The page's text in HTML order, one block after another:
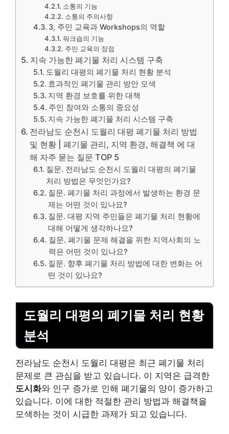
소통의 기능
소통의 주의사항
3, 주민 교육과 Workshops의 역할
워크숍의 기능
주민 교육의 장점
지속 가능한 폐기물 처리 시스템 구축
도월리 대평의 폐기물 처리 현황 분석
효과적인 폐기물 관리 방안 모색
지역 환경 보호를 위한 대책
주민 참여와 소통의 중요성
지속 가능한 폐기물 처리 시스템 구축
전라남도 순천시 도월리 대평 폐기물 처리 방법
및 현황 | 폐기물 관리, 지역 환경, 해결책 에 대
해 자주 묻는 질문 TOP 5
질문. 전라남도 순천시 도월리 대평의 폐기물
처리 방법은 무엇인가요?
질문. 폐기물 처리 과정에서 발생하는 환경 문
제는 어떤 것이 있나요?
질문. 대평 지역 주민들은 폐기물 처리 현황에
대해 어떻게 생각하나요?
질문. 폐기물 문제 해결을 위한 지역사회의 노
력은 어떤 것이 있나요?
질문. 향후 폐기물 처리 방법에 대한 변화는 어
떤 것이 있나요?
도월리 대평의 폐기물 처리 현황
분석
전라남도 순천시 도월리 대평은 최근 폐기물 처리
문제로 큰 관심을 받고 있습니다. 이 지역은 급격한
도시화와 인구 증가로 인해 폐기물의 양이 증가하고
있습니다. 이에 대한 적절한 관리 방법과 해결책을
모색하는 것이 시급한 과제가 되고 있습니다.